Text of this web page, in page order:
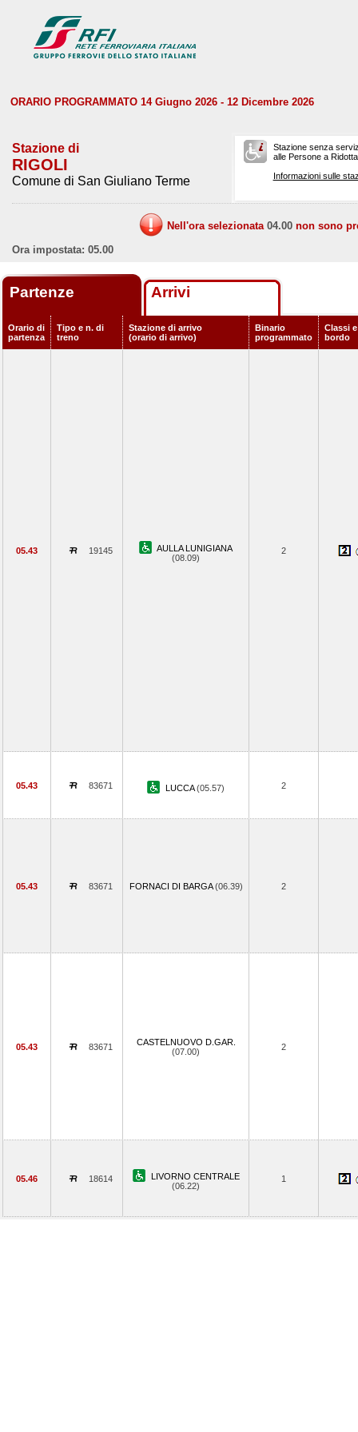
ORARIO PROGRAMMATO 14 Giugno 2026 - 12 Dicembre 2026
Stazione di
RIGOLI
Comune di San Giuliano Terme
Stazione senza
alle Persone a
Informazioni sulle
Nell'ora selezionata 04.00 non sono
Ora impostata: 05.00
Partenze Arrivi
Orario di
partenza
Tipo e n. di
treno
Stazione di arrivo
(orario di arrivo)
Binario
programmato
Classi
bordo
05.43 19145
AULLA LUNIGIANA
(08.09)
2
05.43 83671 LUCCA(05.57) 2
05.43 83671 FORNACI DI BARGA(06.39) 2
05.43 83671
CASTELNUOVO D.GAR.
(07.00)
2
05.46 18614
LIVORNO CENTRALE
(06.22)
1